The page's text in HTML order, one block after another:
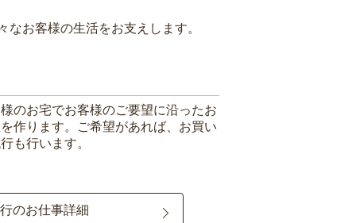
お客様の生活をお支えします。
のお宅でお客様のご要望に沿ったお
作ります。ご希望があれば、お買い
も行います。
のお仕事詳細